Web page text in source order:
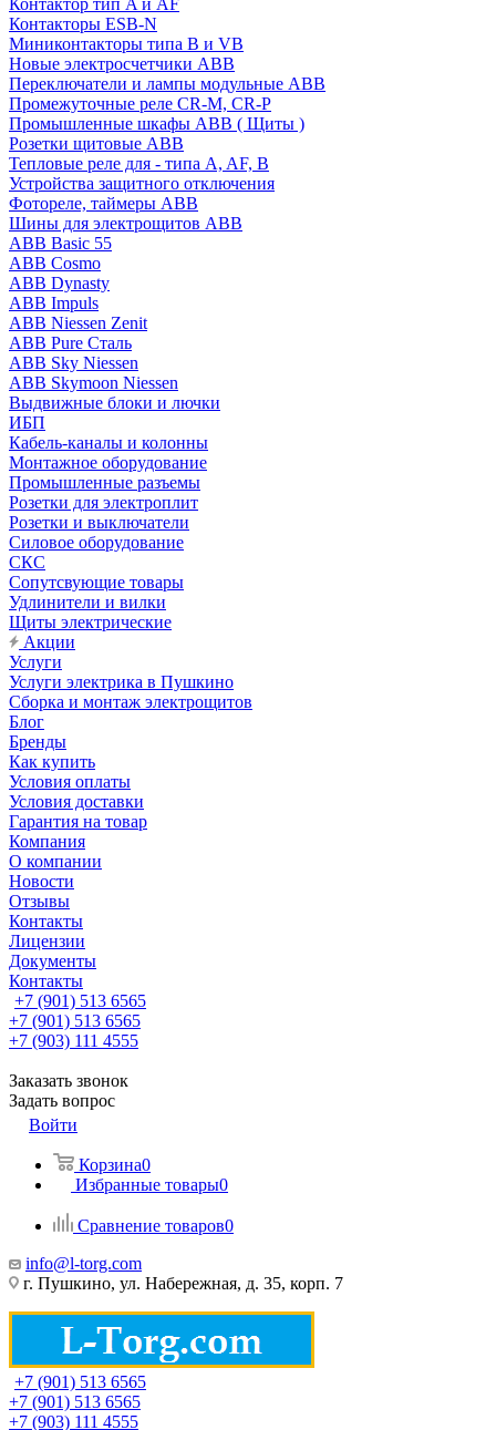
Контактор тип A и AF
Контакторы ESB-N
Миниконтакторы типа B и VB
Новые электросчетчики ABB
Переключатели и лампы модульные ABB
Промежуточные реле CR-M, CR-P
Промышленные шкафы ABB ( Щиты )
Розетки щитовые ABB
Тепловые реле для - типа A, AF, B
Устройства защитного отключения
Фотореле, таймеры ABB
Шины для электрощитов АВВ
ABB Basic 55
ABB Cosmo
ABB Dynasty
ABB Impuls
ABB Niessen Zenit
ABB Pure Сталь
ABB Sky Niessen
ABB Skymoon Niessen
Выдвижные блоки и лючки
ИБП
Кабель-каналы и колонны
Монтажное оборудование
Промышленные разъемы
Розетки для электроплит
Розетки и выключатели
Силовое оборудование
СКС
Сопутсвующие товары
Удлинители и вилки
Щиты электрические
Акции
Услуги
Услуги электрика в Пушкино
Сборка и монтаж электрощитов
Блог
Бренды
Как купить
Условия оплаты
Условия доставки
Гарантия на товар
Компания
О компании
Новости
Отзывы
Контакты
Лицензии
Документы
Контакты
+7 (901) 513 6565
+7 (901) 513 6565
+7 (903) 111 4555
Заказать звонок
Задать вопрос
Войти
Корзина0
Избранные товары0
Сравнение товаров0
info@l-torg.com
г. Пушкино, ул. Набережная, д. 35, корп. 7
+7 (901) 513 6565
+7 (901) 513 6565
+7 (903) 111 4555